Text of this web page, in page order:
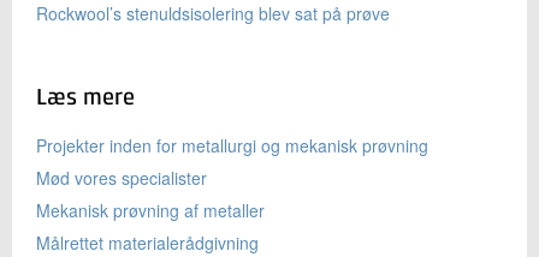
Rockwool’s stenuldsisolering blev sat på prøve
Læs mere
Projekter inden for metallurgi og mekanisk prøvning
Mød vores specialister
Mekanisk prøvning af metaller
Målrettet materialerådgivning